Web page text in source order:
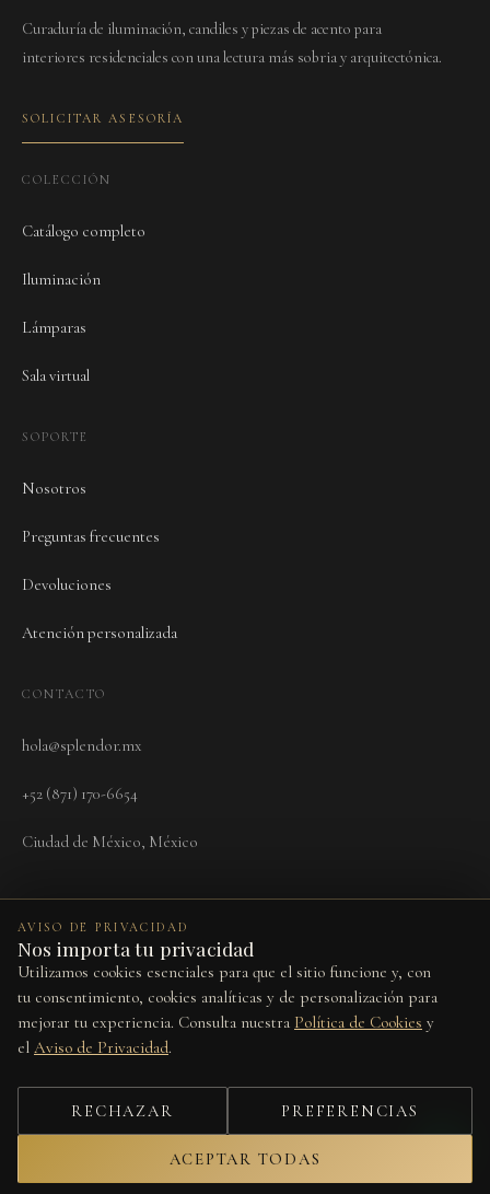
Curaduría de iluminación, candiles y piezas de acento para
interiores residenciales con una lectura más sobria y arquitectónica.
SOLICITAR ASESORÍA
COLECCIÓN
Catálogo completo
Iluminación
Lámparas
Sala virtual
SOPORTE
Nosotros
Preguntas frecuentes
Devoluciones
Atención personalizada
CONTACTO
hola@splendor.mx
+52 (871) 170-6654
Ciudad de México, México
TérminosAviso de Privacidad CookiesDevolucionesPreferencias de cookies
Este sitio está protegido por reCAPTCHA y se aplican laPolítica de
Privacidad
© 2026 Splendor Vita. Todos los derechos reservados.
AVISO DE PRIVACIDAD
Nos importa tu privacidad
Utilizamos cookies esenciales para que el sitio funcione y, con
tu consentimiento, cookies analíticas y de personalización para
mejorar tu experiencia. Consulta nuestra Política de Cookies y
el Aviso de Privacidad.
RECHAZAR PREFERENCIAS
ACEPTAR TODAS